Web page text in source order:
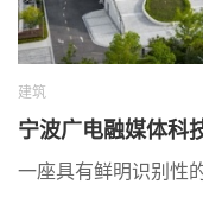
建筑
宁波广电融媒体科
一座具有鲜明识别性